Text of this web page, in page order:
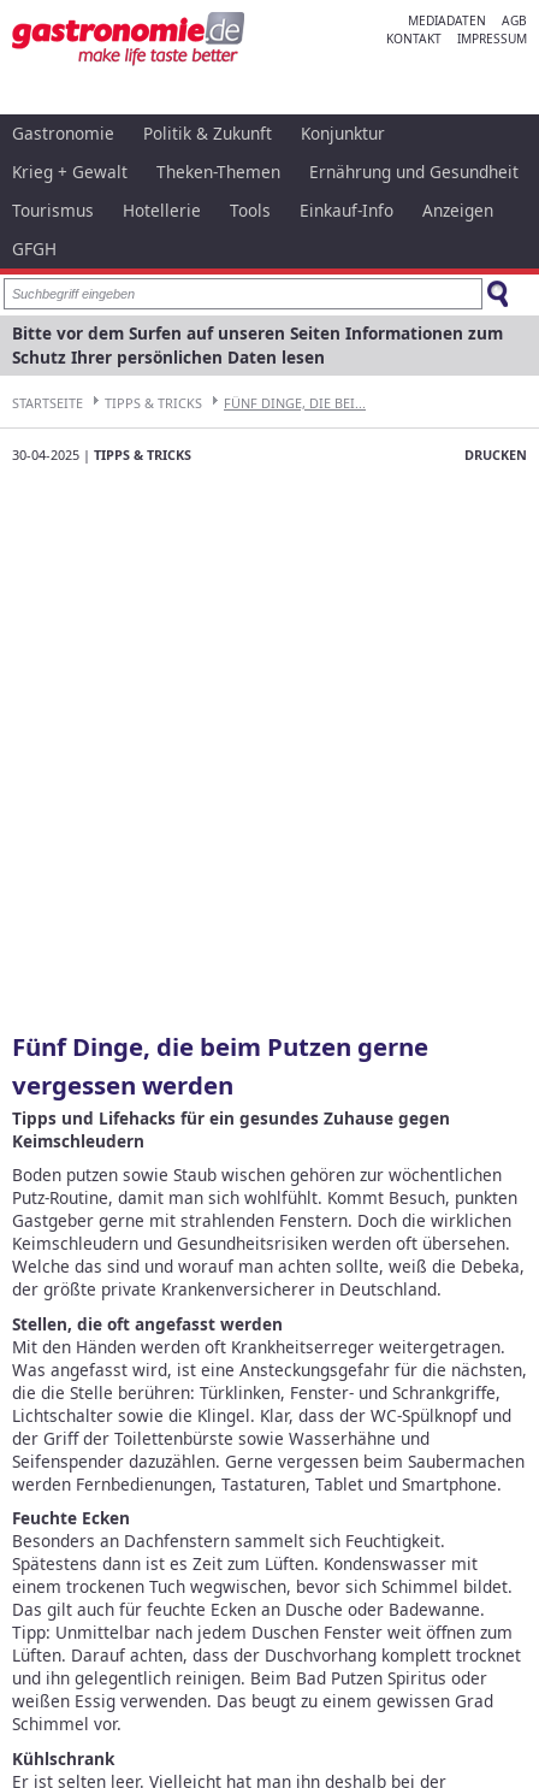
MEDIADATEN
AGB
KONTAKT
IMPRESSUM
Gastronomie Politik & Zukunft
Konjunktur
Krieg + Gewalt
Theken-Themen
Ernährung und Gesundheit
Tourismus
Hotellerie Tools Einkauf-Info
Anzeigen
GFGH
Bitte vor dem Surfen auf unseren Seiten Informationen zum
Schutz Ihrer persönlichen Daten lesen
STARTSEITE TIPPS & TRICKS FÜNF DINGE, DIE BEI...
DRUCKEN
30-04-2025 | TIPPS & TRICKS
Fünf Dinge, die beim Putzen gerne
vergessen werden
Tipps und Lifehacks für ein gesundes Zuhause gegen
Keimschleudern
Boden putzen sowie Staub wischen gehören zur wöchentlichen
Putz-Routine, damit man sich wohlfühlt. Kommt Besuch, punkten
Gastgeber gerne mit strahlenden Fenstern. Doch die wirklichen
Keimschleudern und Gesundheitsrisiken werden oft übersehen.
Welche das sind und worauf man achten sollte, weiß die Debeka,
der größte private Krankenversicherer in Deutschland.
Stellen, die oft angefasst werden
Mit den Händen werden oft Krankheitserreger weitergetragen.
Was angefasst wird, ist eine Ansteckungsgefahr für die nächsten,
die die Stelle berühren: Türklinken, Fenster- und Schrankgriffe,
Lichtschalter sowie die Klingel. Klar, dass der WC-Spülknopf und
der Griff der Toilettenbürste sowie Wasserhähne und
Seifenspender dazuzählen. Gerne vergessen beim Saubermachen
werden Fernbedienungen, Tastaturen, Tablet und Smartphone.
Feuchte Ecken
Besonders an Dachfenstern sammelt sich Feuchtigkeit.
Spätestens dann ist es Zeit zum Lüften. Kondenswasser mit
einem trockenen Tuch wegwischen, bevor sich Schimmel bildet.
Das gilt auch für feuchte Ecken an Dusche oder Badewanne.
Tipp: Unmittelbar nach jedem Duschen Fenster weit öffnen zum
Lüften. Darauf achten, dass der Duschvorhang komplett trocknet
und ihn gelegentlich reinigen. Beim Bad Putzen Spiritus oder
weißen Essig verwenden. Das beugt zu einem gewissen Grad
Schimmel vor.
Kühlschrank
Er ist selten leer. Vielleicht hat man ihn deshalb bei der